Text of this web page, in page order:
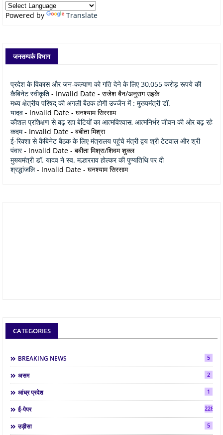
Powered by Translate
जनसम्पर्क विभाग
प्रदेश के विकास और जन-कल्याण को गति देने के लिए 30,055 करोड़ रूपये की
कैबिनेट स्वीकृति - Invalid Date - राजेश बैन/अनुराग उइके
मध्य क्षेत्रीय परिषद् की अगली बैठक होगी उज्जैन में : मुख्यमंत्री डॉ.
यादव - Invalid Date - घनश्याम सिरसाम
कौशल प्रशिक्षण से बढ़ रहा बेटियों का आत्मविश्वास, आत्मनिर्भर जीवन की ओर बढ़ रहे
कदम- Invalid Date - बबीता मिश्रा
ई-रिक्शा से कैबिनेट बैठक के लिए मंत्रालय पहुंचे मंत्री द्वय श्री टेटवाल और श्री
पंवार- Invalid Date - बबीता मिश्रा/शिवम शुक्ल
मुख्यमंत्री डॉ. यादव ने स्व. मल्हारराव होल्कर की पुण्यतिथि पर दी
श्रद्धांजलि- Invalid Date - घनश्याम सिरसाम
CATEGORIES
BREAKING NEWS 5
असम 2
आंध्र प्रदेश 1
ई-पेपर 2286
उड़ीसा 5